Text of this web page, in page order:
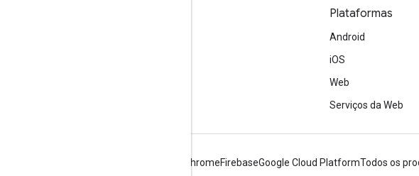
Plataformas
Android
iOS
Web
Serviços da Web
ChromeFirebaseGoogle Cloud PlatformTodos os